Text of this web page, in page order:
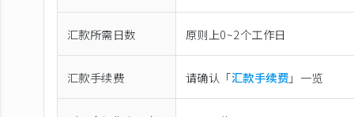
汇款所需日数 原则上0~2个工作日
汇款手续费 请确认「汇款手续费」一览